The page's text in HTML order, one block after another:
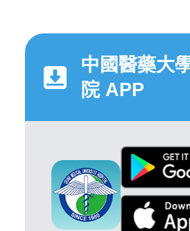
中國醫藥大
院 APP